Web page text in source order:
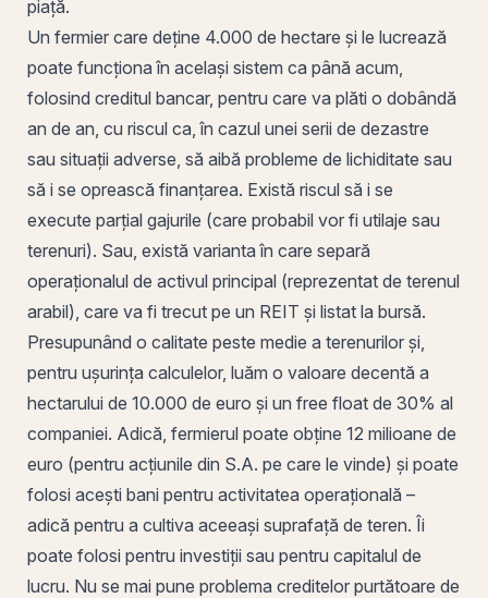
piață.
Un fermier care deține 4.000 de hectare și le lucrează
poate funcționa în același sistem ca până acum,
folosind creditul bancar, pentru care va plăti o dobândă
an de an, cu riscul ca, în cazul unei serii de dezastre
sau situații adverse, să aibă probleme de lichiditate sau
să i se oprească finanțarea. Există riscul să i se
execute parțial gajurile (care probabil vor fi utilaje sau
terenuri). Sau, există varianta în care separă
operaționalul de activul principal (reprezentat de terenul
arabil), care va fi trecut pe un REIT și listat la bursă.
Presupunând o calitate peste medie a terenurilor și,
pentru ușurința calculelor, luăm o valoare decentă a
hectarului de 10.000 de euro și un free float de 30% al
companiei. Adică, fermierul poate obține 12 milioane de
euro (pentru acțiunile din S.A. pe care le vinde) și poate
folosi acești bani pentru activitatea operațională –
adică pentru a cultiva aceeași suprafață de teren. Îi
poate folosi pentru investiții sau pentru capitalul de
lucru. Nu se mai pune problema creditelor purtătoare de